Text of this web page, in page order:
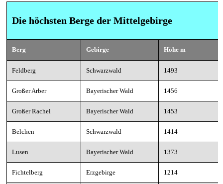
Die höchsten Berge der Mittelgebirge
Berg Gebirge Höhe m
Feldberg Schwarzwald 1493
Großer Arber Bayerischer Wald 1456
Großer Rachel Bayerischer Wald 1453
Belchen Schwarzwald 1414
Lusen Bayerischer Wald 1373
Fichtelberg Erzgebirge 1214